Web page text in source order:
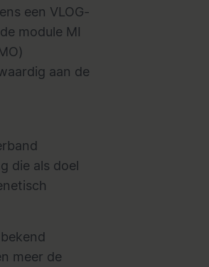
een VLOG-
module MI
aan de
die als doel
meer de